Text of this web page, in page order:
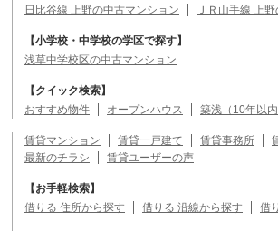
日比谷線 上野の中古マンション
ＪＲ山手線 上
【小学校・中学校の学区で探す】
浅草中学校区の中古マンション
【クイック検索】
おすすめ物件
オープンハウス 築浅（10年以
賃貸マンション 賃貸一戸建て 賃貸事務所
最新のチラシ
賃貸ユーザーの声
【お手軽検索】
借りる 住所から探す
借りる 沿線から探す 借